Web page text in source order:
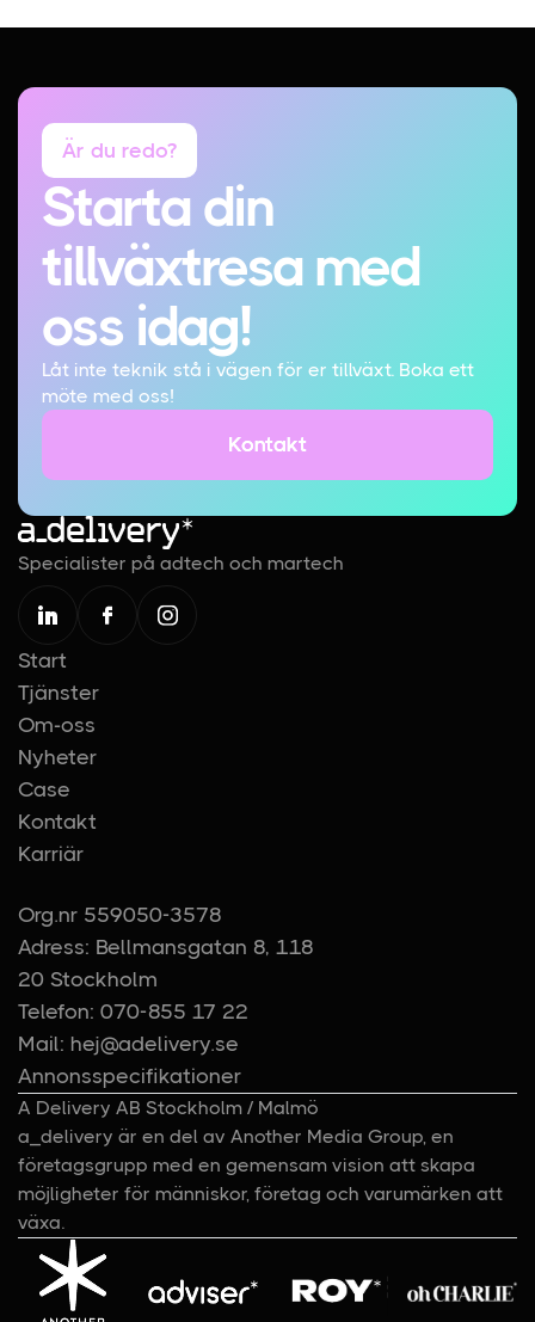
Är du redo?
Starta din
tillväxtresa med
oss idag!
Låt inte teknik stå i vägen för er tillväxt. Boka ett
möte med oss!
Kontakt
Kontakt
Specialister på adtech och martech
Start
Tjänster
Om-oss
Nyheter
Case
Kontakt
Karriär
Org.nr 559050-3578
Adress: Bellmansgatan 8, 118
20 Stockholm
Telefon: 070-855 17 22
Mail: hej@adelivery.se
Annonsspecifikationer
A Delivery AB Stockholm / Malmö
a_delivery är en del av Another Media Group, en
företagsgrupp med en gemensam vision att skapa
möjligheter för människor, företag och varumärken att
växa.